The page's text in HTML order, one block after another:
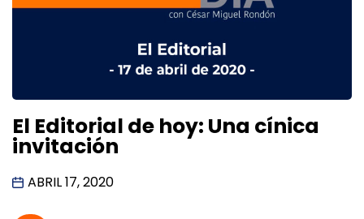
El Editorial de hoy: Una cínica
invitación
ABRIL 17, 2020